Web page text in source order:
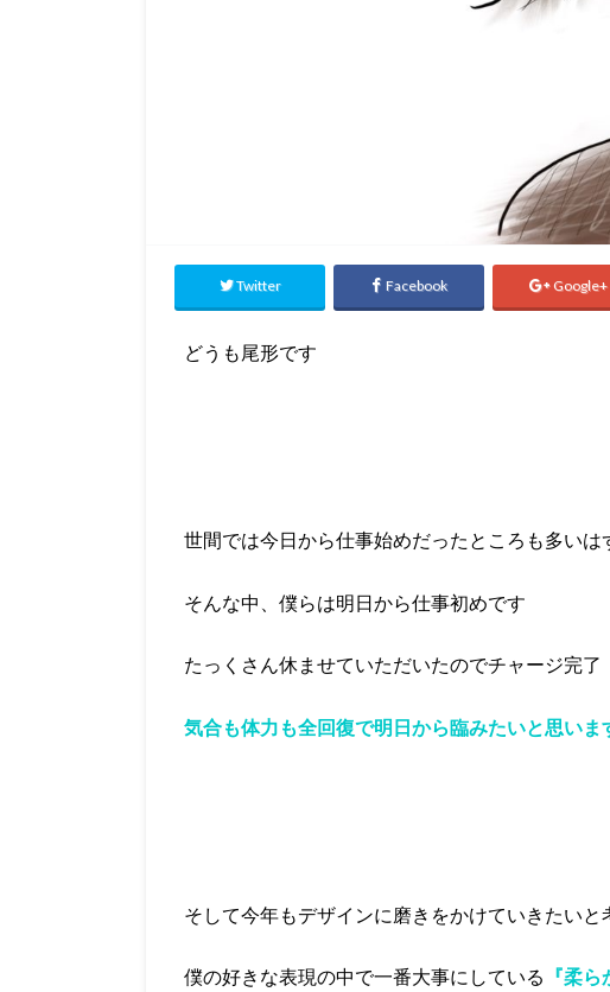
Twitter Facebook Google+
どうも尾形です
世間では今日から仕事始めだったところも多いは
そんな中、僕らは明日から仕事初めです
たっくさん休ませていただいたのでチャージ完了
気合も体力も全回復で明日から臨みたいと思いま
そして今年もデザインに磨きをかけていきたいと
僕の好きな表現の中で一番大事にしている 『柔ら